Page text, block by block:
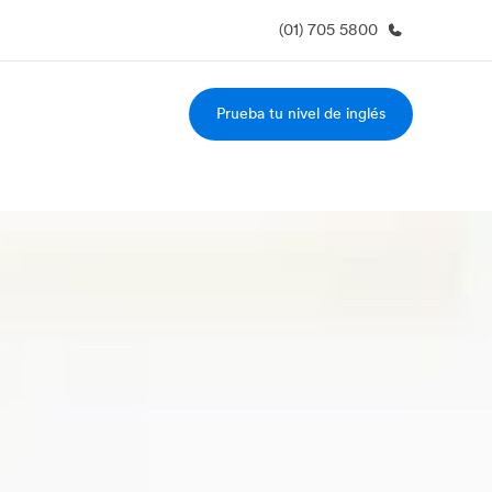
(01) 705 5800
Trabajos
Prueba tu nivel de inglés